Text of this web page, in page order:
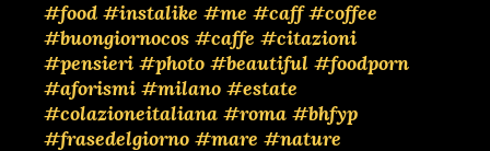
#food #instalike #me #caff #coffee
#buongiornocos #caffe #citazioni
#pensieri #photo #beautiful #foodporn
#aforismi #milano #estate
#colazioneitaliana #roma #bhfyp
#frasedelgiorno #mare #nature